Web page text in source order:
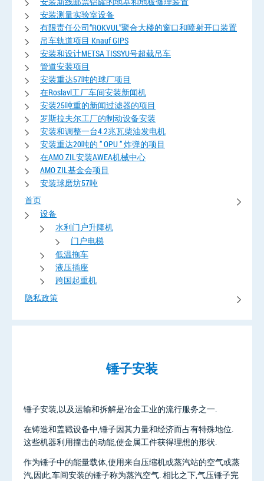
安装测量实验室设备
有限责任公司“ROKVUL”聚合大楼的窗口和喷射开口装置
吊车轨道项目 Knauf GIPS
安装和设计METSA TISSYU号超载吊车
管道安装项目
安装重达57吨的球厂项目
在Roslavl工厂车间安装新闻机
安装25吨重的新闻过滤器的项目
罗斯拉夫尔工厂的制动设备安装
安装和调整一台4.2兆瓦柴油发电机
安装重达20吨的 ” OPU ” 炸弹的项目
在AMO ZIL安装AWEA机械中心
AMO ZIL基金会项目
安装球磨坊57吨
首页
设备
水利门户升降机
门户电梯
低温拖车
液压插座
跨国起重机
隐私政策
锤子安装
锤子安装,以及运输和拆解是冶金工业的流行服务之一.
在铸造和盖戳设备中,锤子因其力量和经济而占有特殊地位.
这些机器利用撞击的动能,使金属工件获得理想的形状.
作为锤子中的能量载体,使用来自压缩机或蒸汽站的空气或蒸
汽,因此,车间安装的锤子称为蒸汽空气. 相比之下,气压锤子完